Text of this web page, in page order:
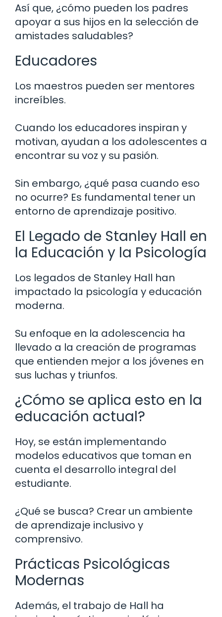
Así que, ¿cómo pueden los padres
apoyar a sus hijos en la selección de
amistades saludables?
Educadores
Los maestros pueden ser mentores
increíbles.
Cuando los educadores inspiran y
motivan, ayudan a los adolescentes a
encontrar su voz y su pasión.
Sin embargo, ¿qué pasa cuando eso
no ocurre? Es fundamental tener un
entorno de aprendizaje positivo.
El Legado de Stanley Hall en
la Educación y la Psicología
Los legados de Stanley Hall han
impactado la psicología y educación
moderna.
Su enfoque en la adolescencia ha
llevado a la creación de programas
que entienden mejor a los jóvenes en
sus luchas y triunfos.
¿Cómo se aplica esto en la
educación actual?
Hoy, se están implementando
modelos educativos que toman en
cuenta el desarrollo integral del
estudiante.
¿Qué se busca? Crear un ambiente
de aprendizaje inclusivo y
comprensivo.
Prácticas Psicológicas
Modernas
Además, el trabajo de Hall ha